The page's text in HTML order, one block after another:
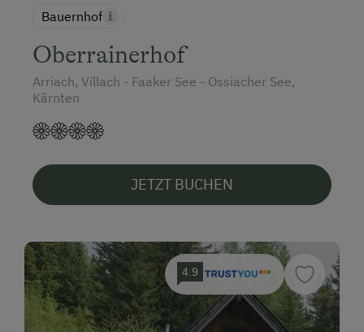
Bauernhof
Oberrainerhof
Arriach, Villach - Faaker See - Ossiacher See,
Kärnten
JETZT BUCHEN
4.9